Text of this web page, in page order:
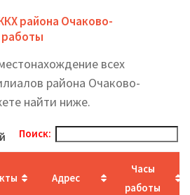
района Очаково-
всех
района Очаково-
найти ниже.
Поиск:
Адрес
Часы
работы